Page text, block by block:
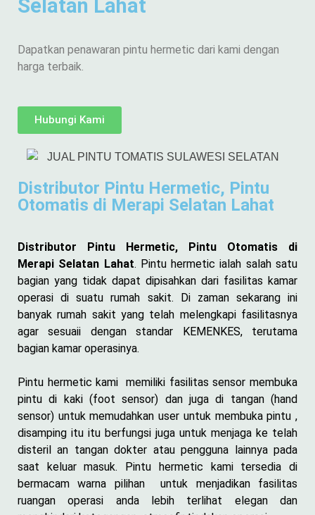
Selatan Lahat
Dapatkan penawaran pintu hermetic dari kami dengan
harga terbaik.
Hubungi Kami
Distributor Pintu Hermetic, Pintu
Otomatis di Merapi Selatan Lahat
Distributor Pintu Hermetic, Pintu Otomatis di
Merapi Selatan Lahat. Pintu hermetic ialah salah satu
bagian yang tidak dapat dipisahkan dari fasilitas kamar
operasi di suatu rumah sakit. Di zaman sekarang ini
banyak rumah sakit yang telah melengkapi fasilitasnya
agar sesuaii dengan standar KEMENKES, terutama
bagian kamar operasinya.
Pintu hermetic kami memiliki fasilitas sensor membuka
pintu di kaki (foot sensor) dan juga di tangan (hand
sensor) untuk memudahkan user untuk membuka pintu ,
disamping itu itu berfungsi juga untuk menjaga ke telah
disteril an tangan dokter atau pengguna lainnya pada
saat keluar masuk. Pintu hermetic kami tersedia di
bermacam warna pilihan untuk menjadikan fasilitas
ruangan operasi anda lebih terlihat elegan dan